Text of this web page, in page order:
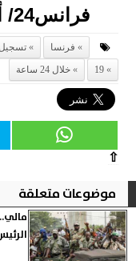
فرانس24/ أ ف ب
فرنسا
19
خلال 24 ساعة
⇧
موضوعات متعلقة